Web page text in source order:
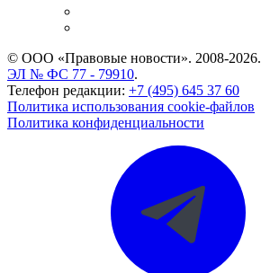
© ООО «Правовые новости». 2008-2026.
ЭЛ № ФС 77 - 79910.
Телефон редакции: +7 (495) 645 37 60
Политика использования cookie-файлов
Политика конфиденциальности